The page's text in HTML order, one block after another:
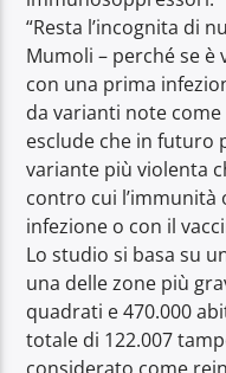
“Resta l’incognita di
Mumoli – perché se è
con una prima
da varianti note come
esclude che in futuro
variante più violenta
contro cui
infezione o con il
Lo studio si basa su
una delle zone più
quadrati e 470.000
totale di 122.007